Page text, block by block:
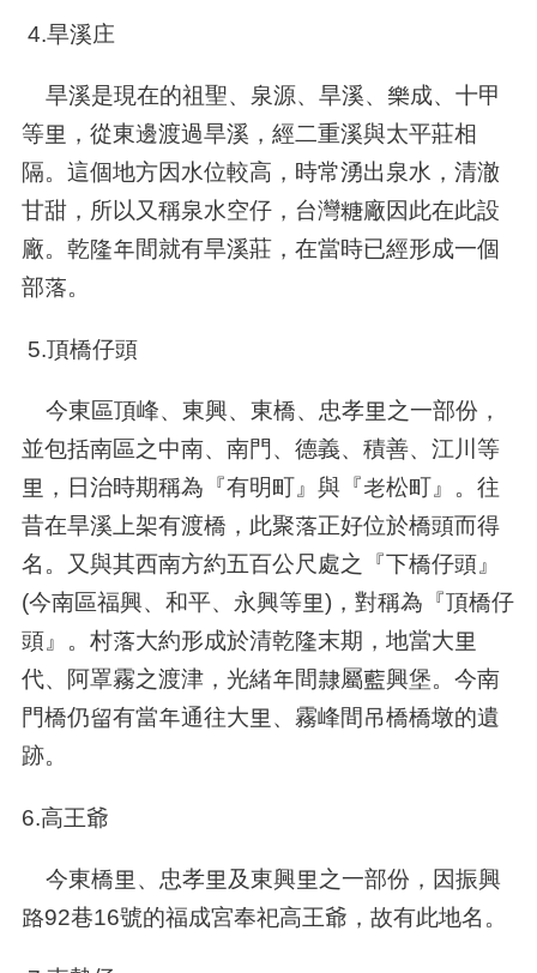
4.旱溪庄
旱溪是現在的祖聖、泉源、旱溪、樂成、十甲
等里，從東邊渡過旱溪，經二重溪與太平莊相
隔。這個地方因水位較高，時常湧出泉水，清澈
甘甜，所以又稱泉水空仔，台灣糖廠因此在此設
廠。乾隆年間就有旱溪莊，在當時已經形成一個
部落。
5.頂橋仔頭
今東區頂峰、東興、東橋、忠孝里之一部份，
並包括南區之中南、南門、德義、積善、江川等
里，日治時期稱為『有明町』與『老松町』。往
昔在旱溪上架有渡橋，此聚落正好位於橋頭而得
名。又與其西南方約五百公尺處之『下橋仔頭』
(今南區福興、和平、永興等里) ，對稱為『頂橋仔
頭』。村落大約形成於清乾隆末期，地當大里
代、阿罩霧之渡津，光緒年間隸屬藍興堡。今南
門橋仍留有當年通往大里、霧峰間吊橋橋墩的遺
跡。
6.高王爺
今東橋里、忠孝里及東興里之一部份，因振興
路92巷16號的福成宮奉祀高王爺，故有此地名。